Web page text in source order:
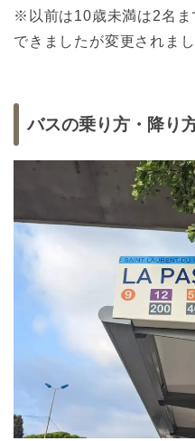
※以前は10歳未満は2名ま
できましたが変更されま
バスの乗り方・降り